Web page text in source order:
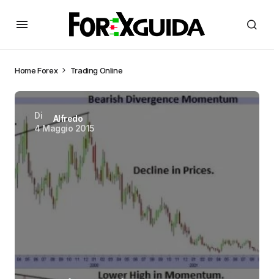
HomeForex Trading Online
Di
Alfredo
4 Maggio 2015